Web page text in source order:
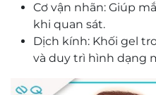
Cơ vận nhãn: Giúp
khi quan sát.
Dịch kính: Khối gel
và duy trì hình dạng